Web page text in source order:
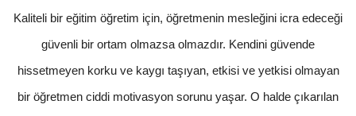
Kaliteli bir eğitim öğretim için, öğretmenin mesleğini icra edeceği
güvenli bir ortam olmazsa olmazdır. Kendini güvende
hissetmeyen korku ve kaygı taşıyan, etkisi ve yetkisi olmayan
bir öğretmen ciddi motivasyon sorunu yaşar. O halde çıkarılan